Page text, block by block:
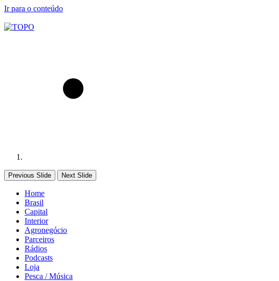
Ir para o conteúdo
Previous Slide Next Slide
Home
Brasil
Capital
Interior
Agronegócio
Parceiros
Rádios
Podcasts
Loja
Pesca / Música